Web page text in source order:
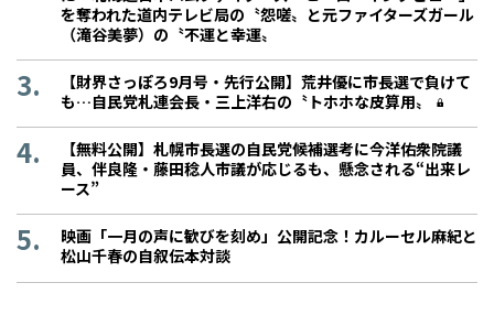
を奪われた道内テレビ局の〝怨嗟〟と元ファイターズガール
（滝谷美夢）の〝不運と幸運〟
【財界さっぽろ9月号・先行公開】荒井優に市長選で負けて
も…自民党札連会長・三上洋右の〝トホホな皮算用〟
【無料公開】札幌市長選の自民党候補選考に今洋佑衆院議
員、伴良隆・藤田稔人市議が応じるも、懸念される“出来レ
ース”
映画「一月の声に歓びを刻め」公開記念！カルーセル麻紀と
松山千春の自叙伝本対談